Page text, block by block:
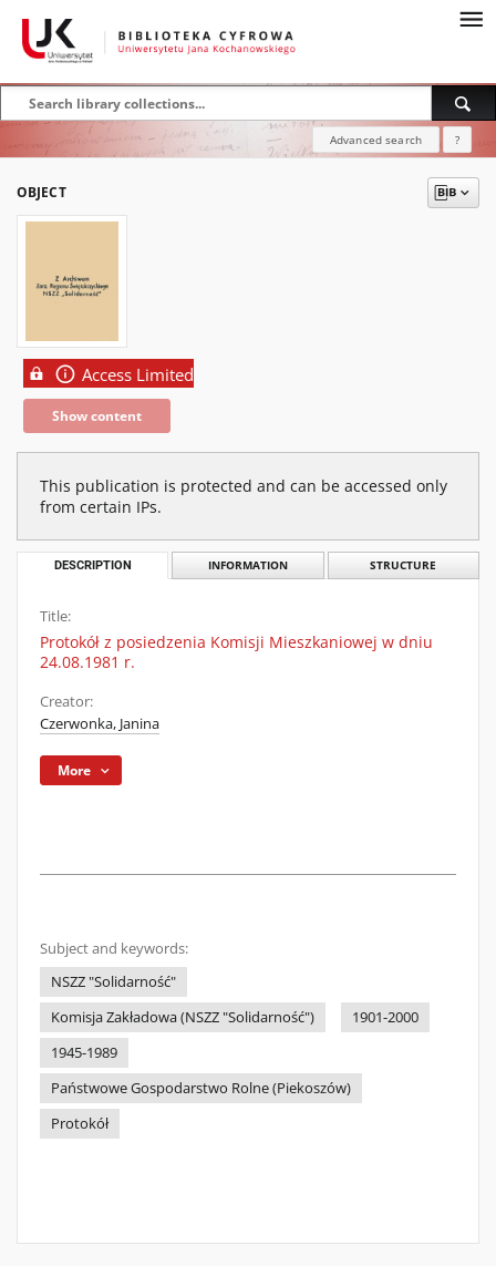
Advanced search ?
OBJECT
Access Limited
Show content
This publication is protected and can be accessed only
from certain IPs.
DESCRIPTION INFORMATION STRUCTURE
Title:
Protokół z posiedzenia Komisji Mieszkaniowej w dniu
24.08.1981 r.
Creator:
Czerwonka, Janina
More
Subject and keywords:
NSZZ "Solidarność"
Komisja Zakładowa (NSZZ "Solidarność")
1901-2000
1945-1989
Państwowe Gospodarstwo Rolne (Piekoszów)
Protokół